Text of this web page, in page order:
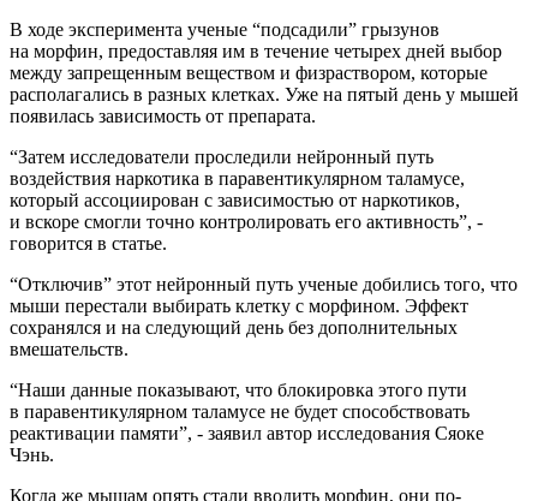
В ходе эксперимента ученые “подсадили” грызунов
на морфин, предоставляя им в течение четырех дней выбор
между запрещенным веществом и физраствором, которые
располагались в разных клетках. Уже на пятый день у мышей
появилась зависимость от препарата.
“Затем исследователи проследили нейронный путь
воздействия наркотика в паравентикулярном таламусе,
который ассоциирован с зависимостью от наркотиков,
и вскоре смогли точно контролировать его активность”, -
говорится в статье.
“Отключив” этот нейронный путь ученые добились того, что
мыши перестали выбирать клетку с морфином. Эффект
сохранялся и на следующий день без дополнительных
вмешательств.
“Наши данные показывают, что блокировка этого пути
в паравентикулярном таламусе не будет способствовать
реактивации памяти”, - заявил автор исследования Сяоке
Чэнь.
Когда же мышам опять стали вводить морфин, они по-